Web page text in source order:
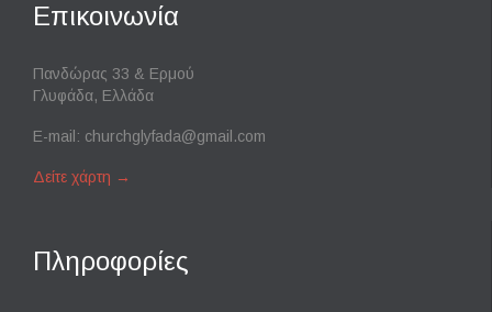
Επικοινωνία
Πανδώρας 33 & Ερμού
Γλυφάδα, Ελλάδα
E-mail: churchglyfada@gmail.com
Δείτε χάρτη →
Πληροφορίες